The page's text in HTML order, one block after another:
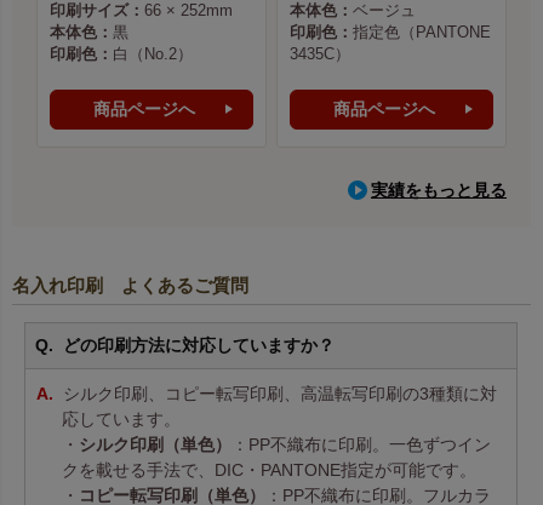
印刷サイズ： 66 × 252mm
本体色： 黒
印刷色： 白（No.2）
商品ページへ
本体色： ベージュ
印刷色： 指定色（PANTONE
3435C）
商品ページへ
実績をもっと見る
名入れ印刷 よくあるご質問
どの印刷方法に対応していますか？
シルク印刷、コピー転写印刷、高温転写印刷の3種類に対
応しています。
・ シルク印刷（単色）
：PP不織布に印刷。一色ずつイン
クを載せる手法で、DIC・PANTONE指定が可能です。
・ コピー転写印刷（単色）
：PP不織布に印刷。フルカラ